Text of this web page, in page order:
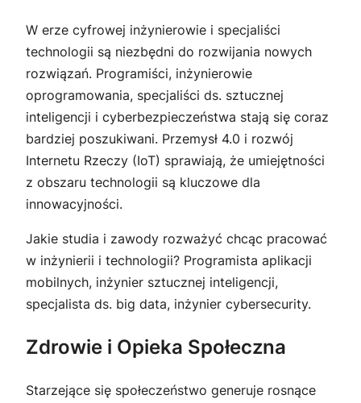
W erze cyfrowej inżynierowie i specjaliści
technologii są niezbędni do rozwijania nowych
rozwiązań. Programiści, inżynierowie
oprogramowania, specjaliści ds. sztucznej
inteligencji i cyberbezpieczeństwa stają się coraz
bardziej poszukiwani. Przemysł 4.0 i rozwój
Internetu Rzeczy (IoT) sprawiają, że umiejętności
z obszaru technologii są kluczowe dla
innowacyjności.
Jakie studia i zawody rozważyć chcąc pracować
w inżynierii i technologii? Programista aplikacji
mobilnych, inżynier sztucznej inteligencji,
specjalista ds. big data, inżynier cybersecurity.
Zdrowie i Opieka Społeczna
Starzejące się społeczeństwo generuje rosnące